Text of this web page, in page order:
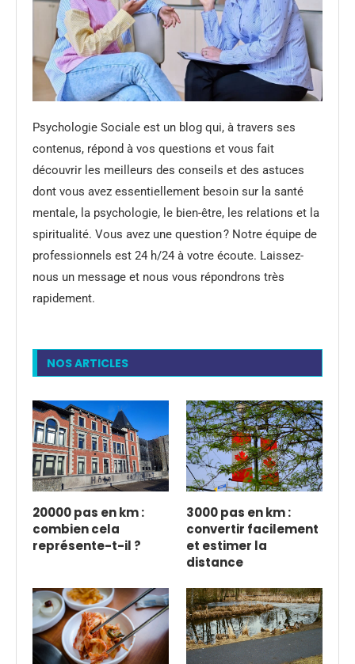
Psychologie Sociale est un blog qui, à travers ses
contenus, répond à vos questions et vous fait
découvrir les meilleurs des conseils et des astuces
dont vous avez essentiellement besoin sur la santé
mentale, la psychologie, le bien-être, les relations et la
spiritualité. Vous avez une question ? Notre équipe de
professionnels est 24 h/24 à votre écoute. Laissez-
nous un message et nous vous répondrons très
rapidement.
NOS ARTICLES
20000 pas en km :
combien cela
représente-t-il ?
3000 pas en km :
convertir facilement
et estimer la
distance